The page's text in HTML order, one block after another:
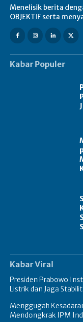
Menelisik berita
OBJEKTIF serta
Kabar Populer
Kabar Viral
Presiden Prabowo
Listrik dan Jaga
Menggugah
Mendongkrak IPM